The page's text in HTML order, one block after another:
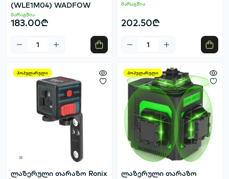
(WLE1M04) WADFOW
მარაგშია
183.00₾
მარაგშია
202.50₾
პოპულარული
ლაზერული თარაზო Ronix
პოპულარული
ლაზერული თარაზო